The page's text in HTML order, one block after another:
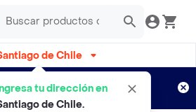
de Chile
tu dirección en
de Chile.
por semanas
Aplican TyC